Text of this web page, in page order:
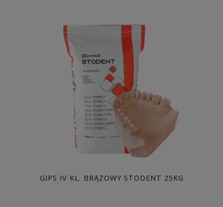
GIPS IV KL. BRĄZOWY STODENT 25KG